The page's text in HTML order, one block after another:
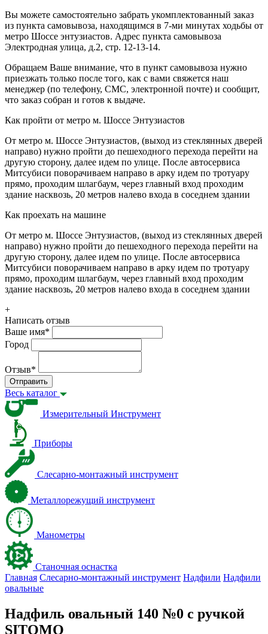
Вы можете самостоятельно забрать укомплектованный заказ
из пункта самовывоза, находящимся в 7-ми минутах ходьбы от
метро Шоссе энтузиастов. Адрес пункта самовывоза
Электродная улица, д.2, стр. 12-13-14.
Обращаем Ваше внимание, что в пункт самовывоза нужно
приезжать только после того, как с вами свяжется наш
менеджер (по телефону, СМС, электронной почте) и сообщит,
что заказ собран и готов к выдаче.
Как пройти от метро м. Шоссе Энтузиастов
От метро м. Шоссе Энтузиастов, (выход из стеклянных дверей
направо) нужно пройти до пешеходного перехода перейти на
другую сторону, далее идем по улице. После автосервиса
Митсубиси поворачиваем направо в арку идем по тротуару
прямо, проходим шлагбаум, через главный вход проходим
здание насквозь, 20 метров налево входа в соседнем здании
Как проехать на машине
От метро м. Шоссе Энтузиастов, (выход из стеклянных дверей
направо) нужно пройти до пешеходного перехода перейти на
другую сторону, далее идем по улице. После автосервиса
Митсубиси поворачиваем направо в арку идем по тротуару
прямо, проходим шлагбаум, через главный вход проходим
здание насквозь, 20 метров налево входа в соседнем здании
+
Написать отзыв
Ваше имя*
Город
Отзыв*
Отправить
Весь каталог
Измерительный Инструмент
Приборы
Слесарно-монтажный инструмент
Металлорежущий инструмент
Манометры
Станочная оснастка
Главная Слесарно-монтажный инструмент Надфили Надфили
овальные
Надфиль овальный 140 №0 с ручкой
SITOMO